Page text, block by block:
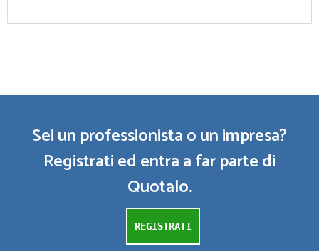
Sei un professionista o un impresa?
Registrati ed entra a far parte di
Quotalo.
REGISTRATI